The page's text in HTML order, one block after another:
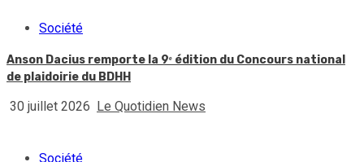
Société
Anson Dacius remporte la 9ᵉ édition du Concours national
de plaidoirie du BDHH
30 juillet 2026 Le Quotidien News
Société